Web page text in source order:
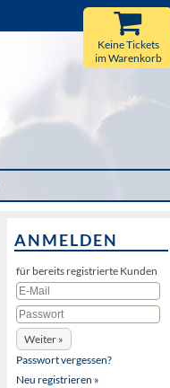
Keine Tickets
im Warenkorb
ANMELDEN
für bereits registrierte Kunden
Passwort vergessen?
Neu registrieren »